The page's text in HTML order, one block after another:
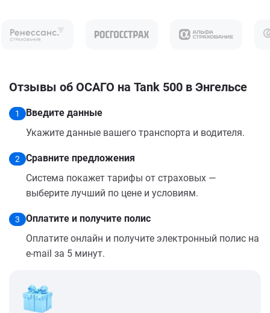
Отзывы об ОСАГО на Tank 500 в Энгельсе
1
Введите данные
Укажите данные вашего транспорта и водителя.
2
Сравните предложения
Система покажет тарифы от страховых —
выберите лучший по цене и условиям.
3
Оплатите и получите полис
Оплатите онлайн и получите электронный полис на
e-mail за 5 минут.